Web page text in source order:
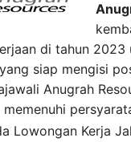
di tahun 2023
siap mengisi
Anugrah
Lowongan Kerja